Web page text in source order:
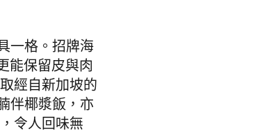
一格。招牌海
能保留皮與肉
經自新加坡的
伴椰漿飯，亦
令人回味無